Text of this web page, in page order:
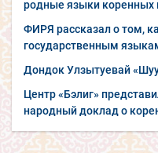
родные языки коренных
ФИРЯ рассказал о том,
государственным
Дондок Улзытуевай
Центр «Бэлиг»
народный доклад о